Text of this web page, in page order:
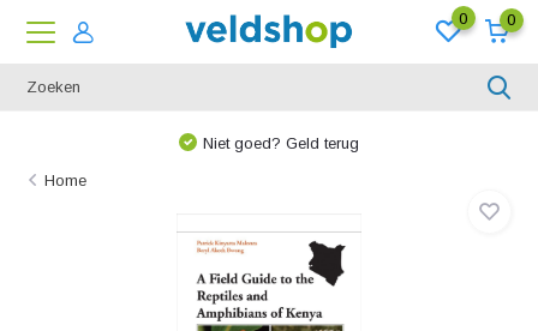
0 0
Niet goed? Geld terug
Home